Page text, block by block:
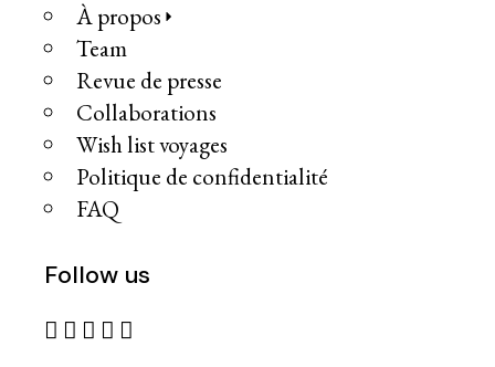
À propos
Team
Revue de presse
Collaborations
Wish list voyages
Politique de confidentialité
FAQ
Follow us